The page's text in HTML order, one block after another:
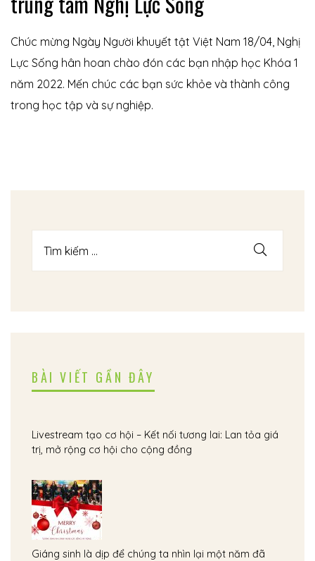
Chúc mừng Ngày Người khuyết tật Việt Nam 18/04, Nghị
Lực Sống hân hoan chào đón các bạn nhập học Khóa 1
năm 2022. Mến chúc các bạn sức khỏe và thành công
trong học tập và sự nghiệp.
BÀI VIẾT GẦN ĐÂY
Livestream tạo cơ hội – Kết nối tương lai: Lan tỏa giá
trị, mở rộng cơ hội cho cộng đồng
Giáng sinh là dịp để chúng ta nhìn lại một năm đã